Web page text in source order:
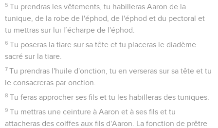
5 Tu prendras les vêtements, tu habilleras Aaron de la
tunique, de la robe de l'éphod, de l'éphod et du pectoral et
tu mettras sur lui l’écharpe de l'éphod.
6 Tu poseras la tiare sur sa tête et tu placeras le diadème
sacré sur la tiare.
7 Tu prendras l'huile d'onction, tu en verseras sur sa tête et tu
le consacreras par onction.
8 Tu feras approcher ses fils et tu les habilleras des tuniques.
9 Tu mettras une ceinture à Aaron et à ses fils et tu
attacheras des coiffes aux fils d'Aaron. La fonction de prêtre